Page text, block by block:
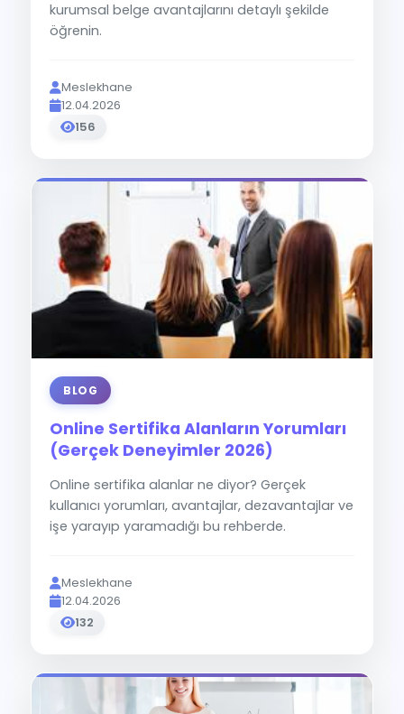
kurumsal belge avantajlarını detaylı şekilde
öğrenin.
Meslekhane
12.04.2026
156
BLOG
Online Sertifika Alanların Yorumları
(Gerçek Deneyimler 2026)
Online sertifika alanlar ne diyor? Gerçek
kullanıcı yorumları, avantajlar, dezavantajlar ve
işe yarayıp yaramadığı bu rehberde.
Meslekhane
12.04.2026
132